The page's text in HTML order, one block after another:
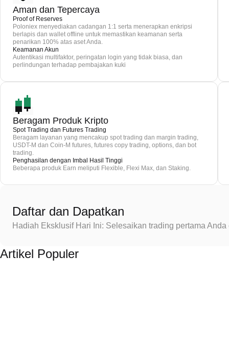
Aman dan Tepercaya
Proof of Reserves
Poloniex menyediakan cadangan 1:1 serta menerapkan enkripsi
berlapis dan wallet offline untuk memastikan keamanan serta
penarikan 100% atas aset Anda.
Keamanan Akun
Autentikasi multifaktor, peringatan login yang tidak biasa, dan
perlindungan terhadap pembajakan kuki
Beragam Produk Kripto
Spot Trading dan Futures Trading
Beragam layanan yang mencakup spot trading dan margin trading,
USDT-M dan Coin-M futures, futures copy trading, options, dan bot
trading.
Penghasilan dengan Imbal Hasil Tinggi
Beberapa produk Earn meliputi Flexible, Flexi Max, dan Staking.
Daftar dan Dapatkan
Hadiah Eksklusif Hari Ini: Selesaikan trading pertama
Artikel Populer